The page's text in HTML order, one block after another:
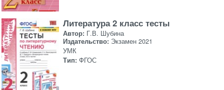
Литература 2 класс тесты
Автор: Г.В. Шубина
Издательство: Экзамен 2021
УМК
Тип: ФГОС